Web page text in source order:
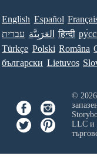
English Español
עברית العَرَبِيَّة हिन्दी
Türkçe Polski Româna
български Lietuvos
©
LLCи